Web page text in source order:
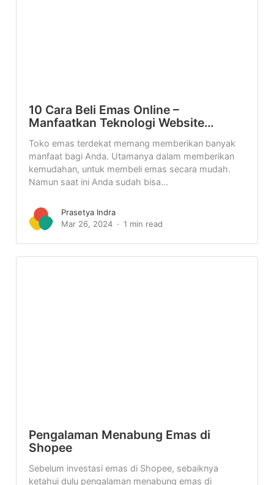
10 Cara Beli Emas Online –
Manfaatkan Teknologi Website…
Toko emas terdekat memang memberikan banyak
manfaat bagi Anda. Utamanya dalam memberikan
kemudahan, untuk membeli emas secara mudah.
Namun saat ini Anda sudah bisa...
Prasetya Indra
Mar 26, 2024
1 min read
Pengalaman Menabung Emas di
Shopee
Sebelum investasi emas di Shopee, sebaiknya
ketahui dulu pengalaman menabung emas di